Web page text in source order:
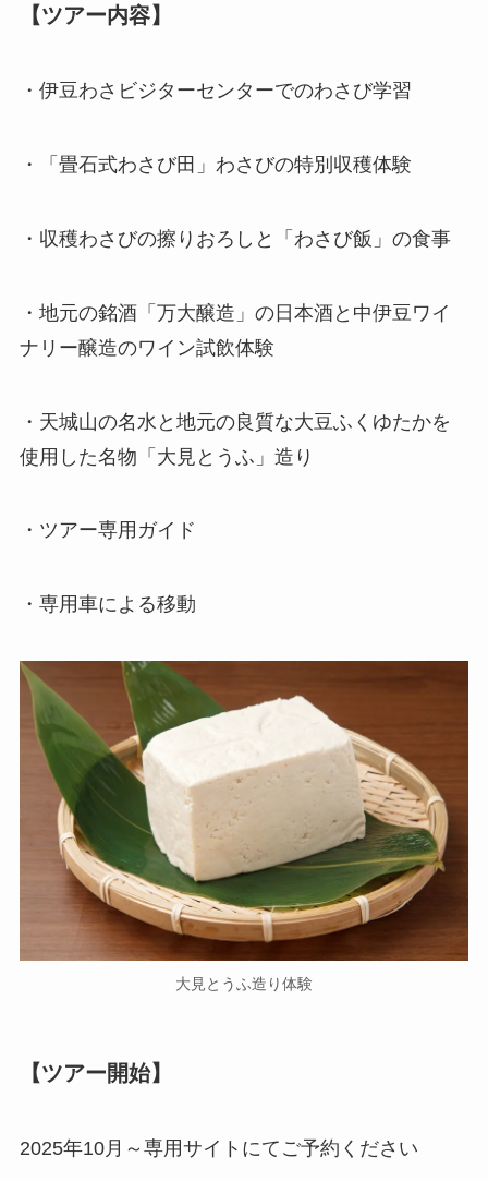
【ツアー内容】
・伊豆わさビジターセンターでのわさび学習
・「畳石式わさび田」わさびの特別収穫体験
・収穫わさびの擦りおろしと「わさび飯」の食事
・地元の銘酒「万大醸造」の日本酒と中伊豆ワイ
ナリー醸造のワイン試飲体験
・天城山の名水と地元の良質な大豆ふくゆたかを
使用した名物「大見とうふ」造り
・ツアー専用ガイド
・専用車による移動
大見とうふ造り体験
【ツアー開始】
2025年10月～専用サイトにてご予約ください